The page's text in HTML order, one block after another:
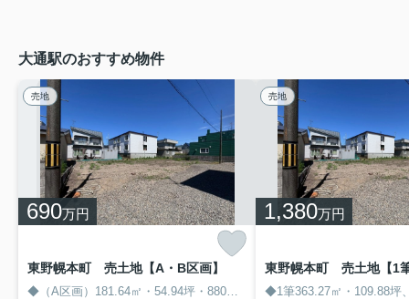
大通駅のおすすめ物件
売地
690万円
東野幌本町 売土地【A・B区画】
売地
1,380万円
東野幌本町 売土地【1
◆1筆363.27㎡・109.88坪